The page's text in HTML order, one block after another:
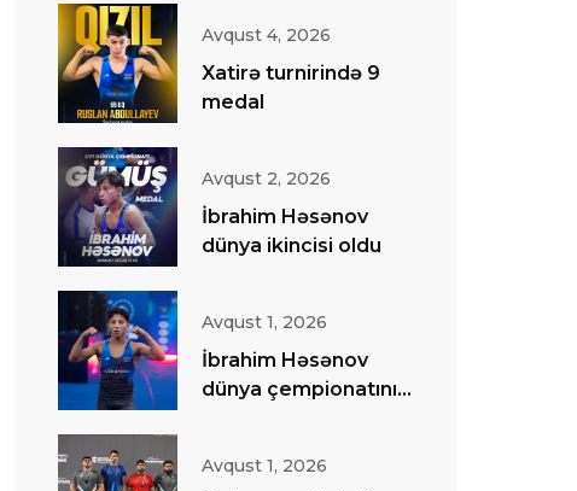
Avqust 4, 2026
Xatirə turnirində 9
medal
Avqust 2, 2026
İbrahim Həsənov
dünya ikincisi oldu
Avqust 1, 2026
İbrahim Həsənov
dünya çempionatının
Avqust 1, 2026